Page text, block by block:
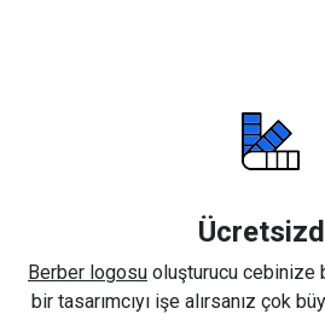
Berber logosu oluşturucu cebinize
bir tasarımcıyı işe alırsanız çok